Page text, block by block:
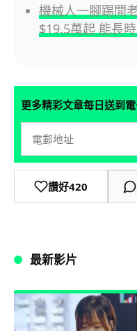
機械人一腳踢開
$19.5萬起 能長
更多精彩文章每日送到
讚好420
最新影片